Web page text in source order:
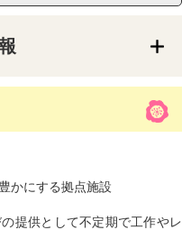
にする拠点施設
供として不定期で工作やレ